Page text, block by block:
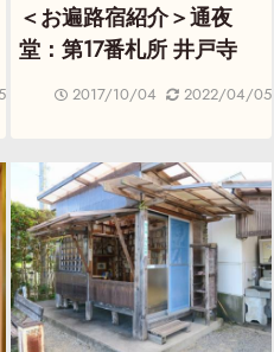
＜お遍路宿紹介＞通夜
堂：第17番札所 井戸寺
2017/10/04 2022/04/05